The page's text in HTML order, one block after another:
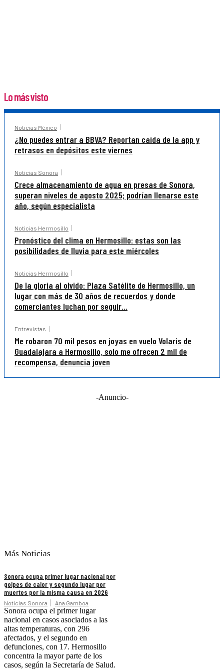
Lo más visto
Noticias México
¿No puedes entrar a BBVA? Reportan caída de la app y
retrasos en depósitos este viernes
Noticias Sonora
Crece almacenamiento de agua en presas de Sonora,
superan niveles de agosto 2025; podrían llenarse este
año, según especialista
Noticias Hermosillo
Pronóstico del clima en Hermosillo: estas son las
posibilidades de lluvia para este miércoles
Noticias Hermosillo
De la gloria al olvido: Plaza Satélite de Hermosillo, un
lugar con más de 30 años de recuerdos y donde
comerciantes luchan por seguir...
Entrevistas
Me robaron 70 mil pesos en joyas en vuelo Volaris de
Guadalajara a Hermosillo, solo me ofrecen 2 mil de
recompensa, denuncia joven
-Anuncio-
Más Noticias
Sonora ocupa primer lugar nacional por
golpes de calor y segundo lugar por
muertes por la misma causa en 2026
Noticias Sonora Ana Gamboa
Sonora ocupa el primer lugar
nacional en casos asociados a las
altas temperaturas, con 296
afectados, y el segundo en
defunciones, con 17. Hermosillo
concentra la mayor parte de los
casos, según la Secretaría de Salud.